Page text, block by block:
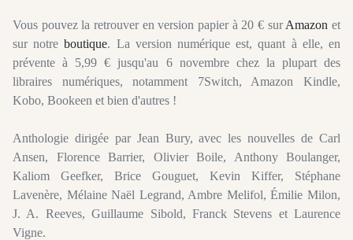
Vous pouvez la retrouver en version papier à 20 € surAmazon et
sur notreboutique. La version numérique est, quant à elle, en
prévente à 5,99 € jusqu'au 6 novembre chez la plupart des
libraires numériques, notamment 7Switch, AmazonKindle,
Kobo, Bookeen et bien d'autres !
Anthologie dirigée par Jean Bury, avec les nouvelles de Carl
Ansen, Florence Barrier, Olivier Boile, Anthony Boulanger,
Kaliom Geefker, Brice Gouguet, Kevin Kiffer, Stéphane
Lavenère, Mélaine Naël Legrand, Ambre Melifol, Émilie Milon,
J. A. Reeves, Guillaume Sibold, Franck Stevens et Laurence
Vigne.